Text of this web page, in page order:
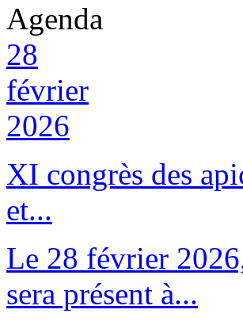
Agenda
28
février
2026
XI congrès des
et...
Le 28 février
sera présent à...